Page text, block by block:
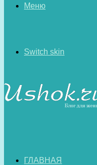
Меню
Switch skin
ГЛАВНАЯ